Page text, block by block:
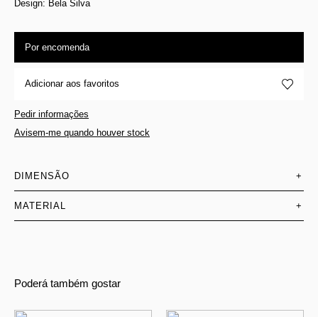
Design: Bela Silva
Por encomenda
Adicionar aos favoritos
Pedir informações
Avisem-me quando houver stock
DIMENSÃO +
MATERIAL +
Poderá também gostar